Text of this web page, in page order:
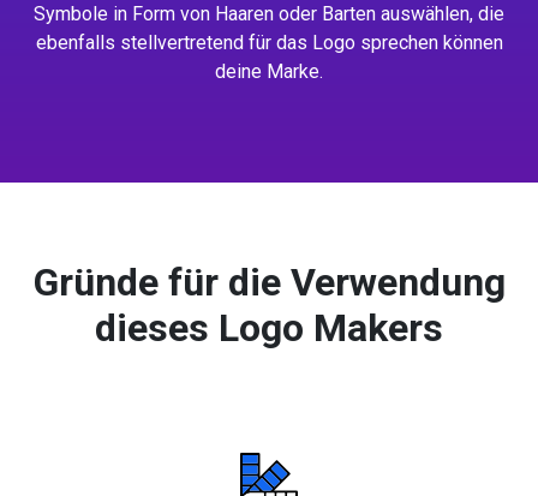
Symbole in Form von Haaren oder Barten auswählen, die
ebenfalls stellvertretend für das Logo sprechen können
deine Marke.
Gründe für die Verwendung
dieses Logo Makers